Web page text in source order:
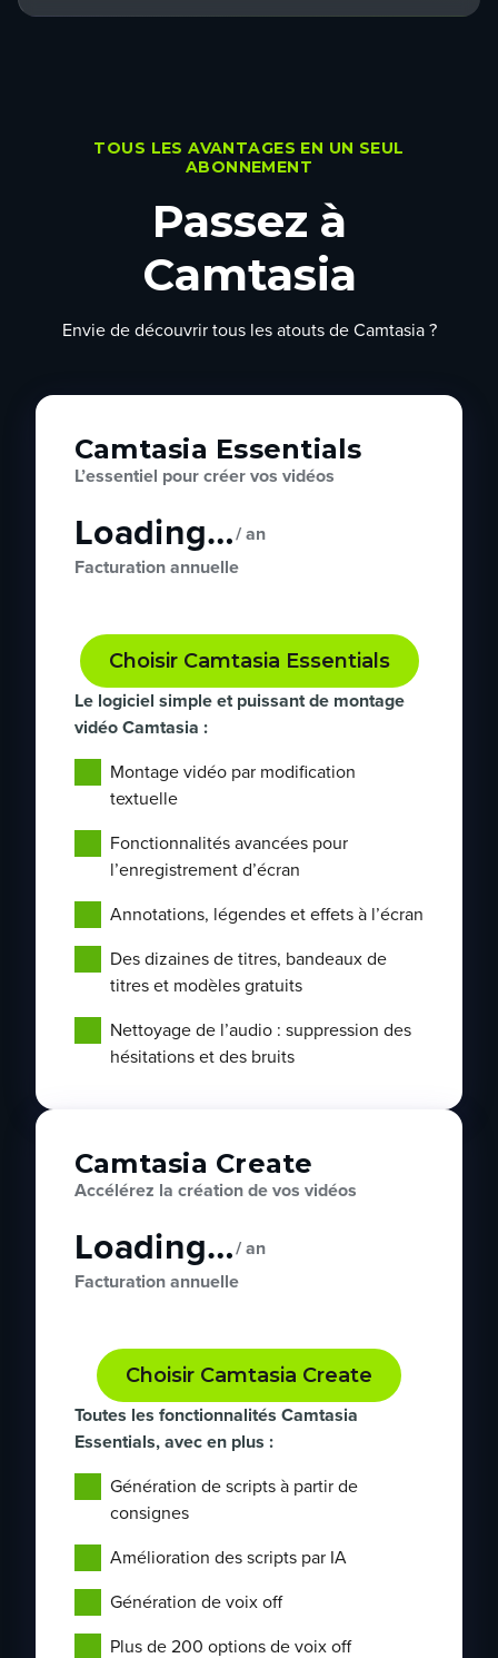
TOUS LES AVANTAGES EN UN SEUL
ABONNEMENT
Passez à
Camtasia
Envie de découvrir tous les atouts de Camtasia ?
Camtasia Essentials
L’essentiel pour créer vos vidéos
Loading…/ an
Facturation annuelle
Choisir Camtasia Essentials
Le logiciel simple et puissant de montage
vidéo Camtasia :
Montage vidéo par modification
textuelle
Fonctionnalités avancées pour
l’enregistrement d’écran
Annotations, légendes et effets à l’écran
Des dizaines de titres, bandeaux de
titres et modèles gratuits
Nettoyage de l’audio : suppression des
hésitations et des bruits
Camtasia Create
Accélérez la création de vos vidéos
Loading…/ an
Facturation annuelle
Choisir Camtasia Create
Toutes les fonctionnalités Camtasia
Essentials, avec en plus :
Génération de scripts à partir de
consignes
Amélioration des scripts par IA
Génération de voix off
Plus de 200 options de voix off